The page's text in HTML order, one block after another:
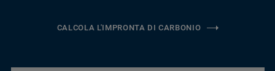
CALCOLA L'IMPRONTA DI CARBONIO